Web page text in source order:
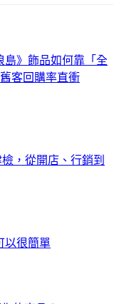
島》飾品如何靠「全
客回購率直衝
，從開店、行銷到
以很簡單